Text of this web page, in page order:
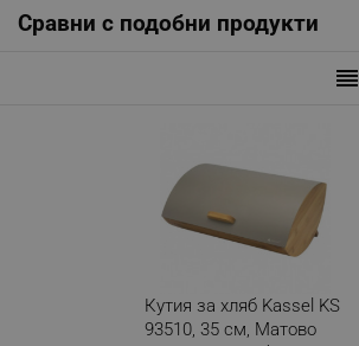
Сравни с подобни продукти
reorder
Кутия за хляб Kassel KS
93510, 35 см, Матово